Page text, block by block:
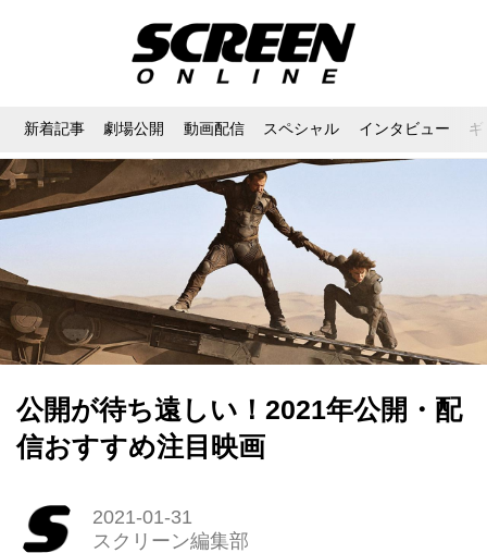
新着記事 劇場公開 動画配信 スペシャル インタビュー
公開が待ち遠しい！2021年公開・配
信おすすめ注目映画
2021-01-31
スクリーン編集部